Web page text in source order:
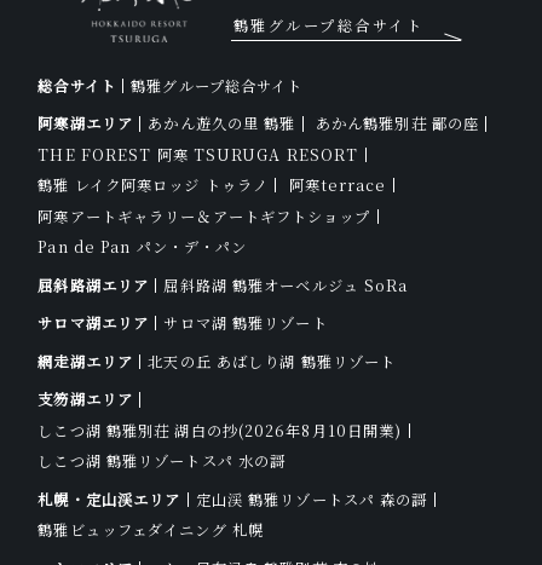
鶴雅グループ総合サイト
総合サイト
鶴雅グループ総合サイト
阿寒湖エリア
あかん遊久の里 鶴雅
あかん鶴雅別荘 鄙の座
THE FOREST 阿寒 TSURUGA RESORT
鶴雅 レイク阿寒ロッジ トゥラノ
阿寒terrace
阿寒アートギャラリー＆アートギフトショップ
Pan de Pan パン・デ・パン
屈斜路湖エリア
屈斜路湖 鶴雅オーベルジュ SoRa
サロマ湖エリア
サロマ湖 鶴雅リゾート
網走湖エリア
北天の丘 あばしり湖 鶴雅リゾート
支笏湖エリア
しこつ湖 鶴雅別荘 湖白の抄(2026年8月10日開業)
しこつ湖 鶴雅リゾートスパ 水の謌
札幌・定山渓エリア
定山渓 鶴雅リゾートスパ 森の謌
鶴雅ビュッフェダイニング 札幌